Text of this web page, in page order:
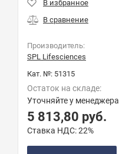
Производитель:
SPL Lifesciences
Кат. №: 51315
Остаток на складе:
Уточняйте у менеджера
5 813,80 руб.
Ставка НДС:22%